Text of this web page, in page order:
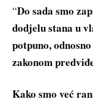
“Do sada smo
dodjelu stana u
potpuno,
zakonom
Kako smo već